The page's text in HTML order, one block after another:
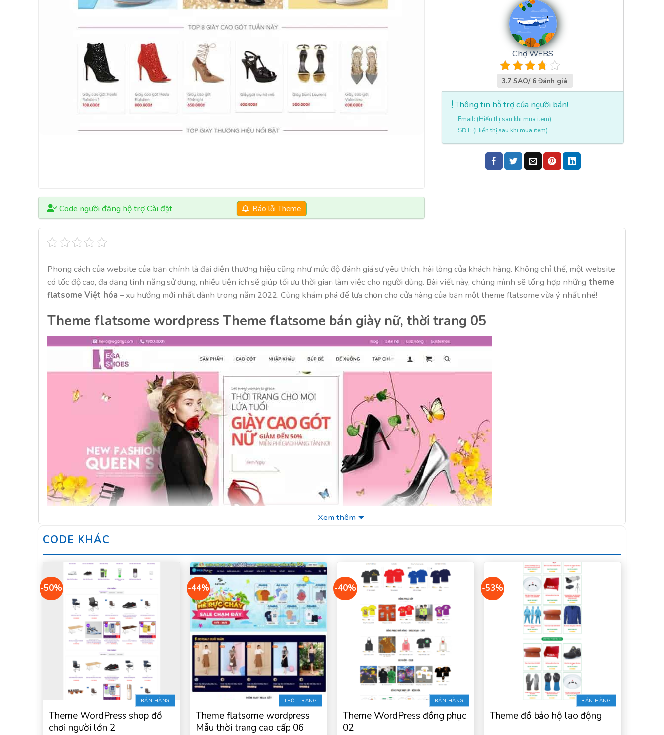
Code người đăng hộ trợ Cài đặt Báo lỗi Theme
Chợ WEBS
3.7 SAO/ 6 Đánh giá
Thông tin hỗ trợ của người bán!
Email: (Hiển thị sau khi mua item)
SĐT: (Hiển thị sau khi mua item)
Phong cách của website của bạn chính là đại diện thương hiệu cũng như mức độ đánh giá sự yêu thích, hài lòng của khách hàng. Không chỉ thế, một website
có tốc độ cao, đa dạng tính năng sử dụng, nhiều tiện ích sẽ giúp tối ưu thời gian làm việc cho người dùng. Bài viết này, chúng mình sẽ tổng hợp những theme
flatsome Việt hóa – xu hướng mới nhất dành trong năm 2022. Cùng khám phá để lựa chọn cho cửa hàng của bạn một theme flatsome vừa ý nhất nhé!
Theme flatsome wordpress Theme flatsome bán giày nữ, thời trang 05
Xem thêm
CODE KHÁC
-50%
BÁN HÀNG
Theme WordPress shop đồ
chơi người lớn 2
-44%
THỜI TRANG
Theme flatsome wordpress
Mẫu thời trang cao cấp 06
-40%
BÁN HÀNG
Theme WordPress đồng phục
02
-53%
BÁN HÀNG
Theme đồ bảo hộ lao động